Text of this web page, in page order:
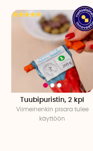
Tuubipuristin, 2 kpl
Viimeinenkin pisara tulee
käyttöön